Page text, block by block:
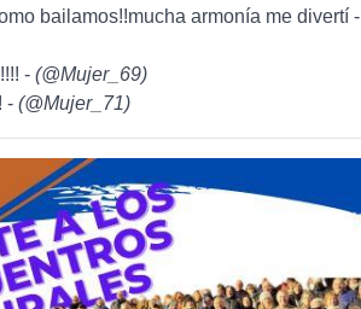
bailamos!!mucha armonía me divertí -
- (@Mujer_69)
- (@Mujer_71)